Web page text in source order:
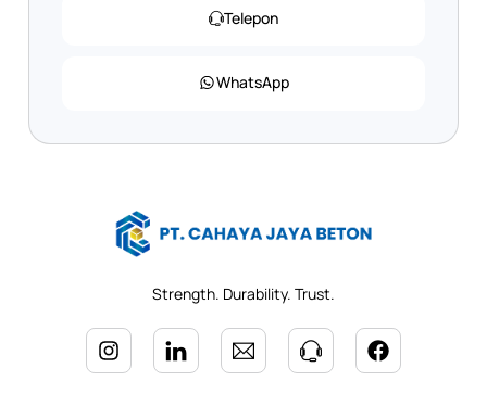
Telepon
WhatsApp
Strength. Durability. Trust.